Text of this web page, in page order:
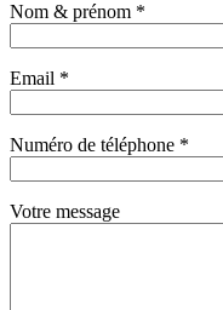
Nom & prénom *
Email *
Numéro de téléphone *
Votre message